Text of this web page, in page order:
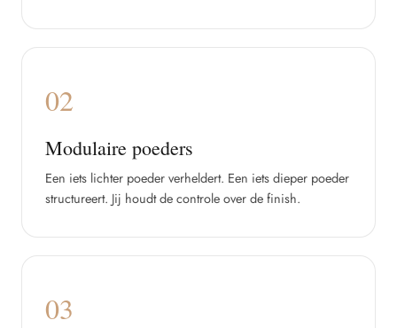
02
Modulaire poeders
Een iets lichter poeder verheldert. Een iets dieper poeder
structureert. Jij houdt de controle over de finish.
03